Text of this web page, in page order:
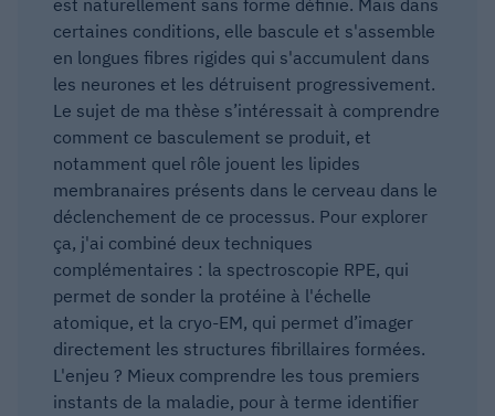
est naturellement sans forme définie. Mais dans
certaines conditions, elle bascule et s'assemble
en longues fibres rigides qui s'accumulent dans
les neurones et les détruisent progressivement.
Le sujet de ma thèse s’intéressait à comprendre
comment ce basculement se produit, et
notamment quel rôle jouent les lipides
membranaires présents dans le cerveau dans le
déclenchement de ce processus. Pour explorer
ça, j'ai combiné deux techniques
complémentaires : la spectroscopie RPE, qui
permet de sonder la protéine à l'échelle
atomique, et la cryo-EM, qui permet d’imager
directement les structures fibrillaires formées.
L'enjeu ? Mieux comprendre les tous premiers
instants de la maladie, pour à terme identifier